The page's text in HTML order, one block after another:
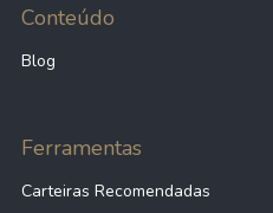
Conteúdo
Blog
Ferramentas
Carteiras Recomendadas